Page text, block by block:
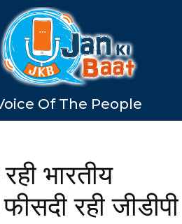
Of The People
भारतीय
रही जीडीपी